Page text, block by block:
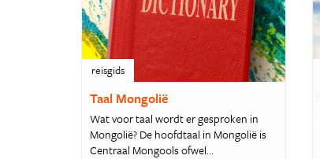
reisgids
Taal Mongolië
Wat voor taal wordt er gesproken in
Mongolië? De hoofdtaal in Mongolië is
Centraal Mongools ofwel...